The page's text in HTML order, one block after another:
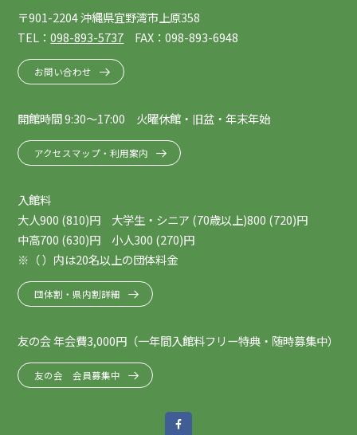
〒901-2204 沖縄県宜野湾市上原358
TEL：098-893-5737 FAX：098-893-6948
お問い合わせ
開館時間 9:30～17:00 火曜休館・旧盆・年末年始
アクセスマップ・利用案内
入館料
大人900 (810)円 大学生・シニア (70歳以上)800 (720)円
中高700 (630)円 小人300 (270)円
※（ ）内は20名以上の団体料金
団体割・県内割詳細
友の会 年会費3,000円（一年間入館料フリー特典・随時募集中）
友の会 会員募集中